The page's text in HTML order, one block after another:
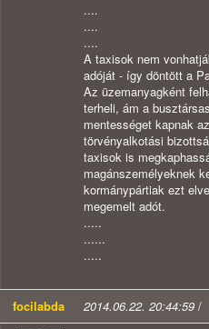
....
....
....
A taxisok nem
adóját - így döntött a
Az üzemanyagként
terheli, ám a
mentességet kapnak
törvényalkotási
taxisok is
magánszemélyeknek
kormánypártiak ezt
megemelt adót.
.....
......
.....
focilabda 2014.06.22. 20:44:59 /